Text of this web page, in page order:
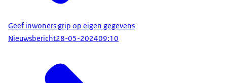
Geef inwoners grip op eigen gegevens
Nieuwsbericht28-05-202409:10